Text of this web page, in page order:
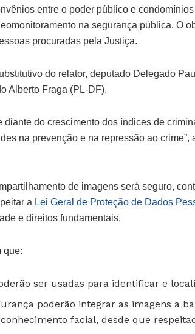
entre o poder público e
na segurança pública. O
procuradas pela Justiça.
do relator, deputado Delegado
Alberto Fraga (PL-DF).
diante do crescimento dos índices de
na prevenção e na repressão ao crime”,
de imagens será seguro,
a Lei Geral de Proteção de Dados
e direitos fundamentais.
que:
ser usadas para identificar e
poderão integrar as imagens a
facial, desde que